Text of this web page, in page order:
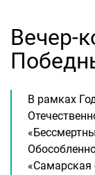
Вечер-
В рамках
«Самарская